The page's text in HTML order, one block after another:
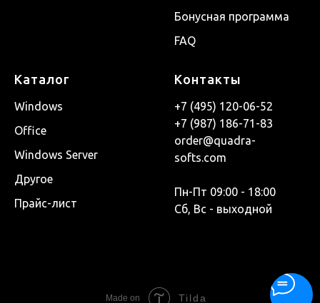
Бонусная программа
FAQ
Каталог
Windows
Office
Windows Server
Другое
Прайс-лист
Контакты
+7 (495) 120-06-52
+7 (987) 186-71-83
order@quadra-
softs.com
Пн-Пт 09:00 - 18:00
Сб, Вс - выходной
Made on Tilda